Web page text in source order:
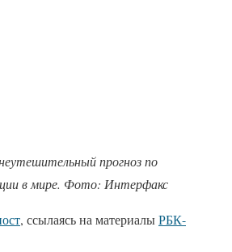
прогноз по
в мире. Фото: Интерфакс
, ссылаясь на материалыРБК-